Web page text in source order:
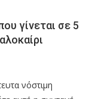
γίνεται σε 5
νόστιμη